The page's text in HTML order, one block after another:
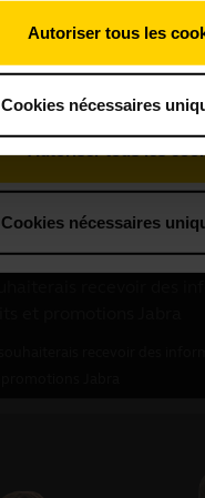
Autoriser tous les
Cookies nécessaires